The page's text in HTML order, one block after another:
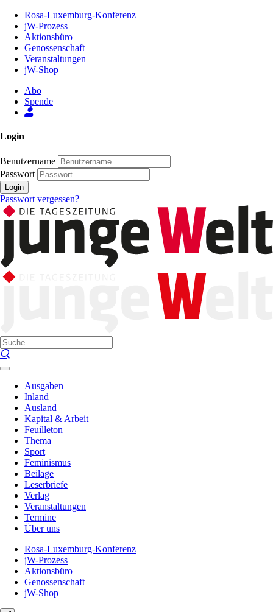
Inhalt
Seite
Rosa-Luxemburg-Konferenz
jW-Prozess
Aktionsbüro
Genossenschaft
Veranstaltungen
jW-Shop
Abo
Spende
Login
Benutzername
Passwort
Login
Passwort vergessen?
Ausgaben
Inland
Ausland
Kapital & Arbeit
Feuilleton
Thema
Sport
Feminismus
Beilage
Leserbriefe
Verlag
Veranstaltungen
Termine
Über uns
Rosa-Luxemburg-Konferenz
jW-Prozess
Aktionsbüro
Genossenschaft
jW-Shop